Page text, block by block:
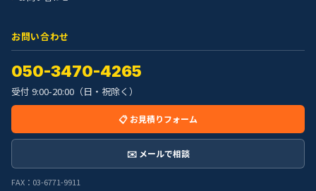
お問い合わせ
050-3470-4265
受付 9:00-20:00（日・祝除く）
📋 お見積りフォーム
✉️ メールで相談
FAX：03-6771-9911